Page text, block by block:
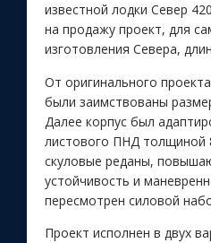
известной лодки Север
на продажу проект, для
изготовления Севера,
От оригинального
были заимствованы
Далее корпус был
листового ПНД толщиной
скуловые реданы,
устойчивость и
пересмотрен силовой
Проект исполнен в двух